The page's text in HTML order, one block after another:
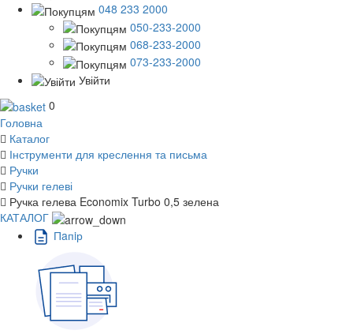
048 233 2000
050-233-2000
068-233-2000
073-233-2000
Увійти
0
Головна
Каталог
Інструменти для креслення та письма
Ручки
Ручки гелеві
Ручка гелева Economix Turbo 0,5 зелена
КАТАЛОГ
Пaпiр